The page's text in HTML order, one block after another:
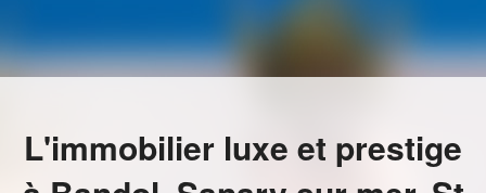
L'immobilier luxe et prestige